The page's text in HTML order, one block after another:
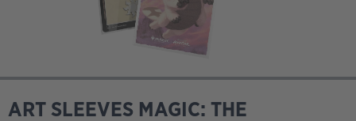
ART SLEEVES MAGIC: THE